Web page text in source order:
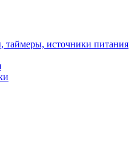
таймеры, источники питания